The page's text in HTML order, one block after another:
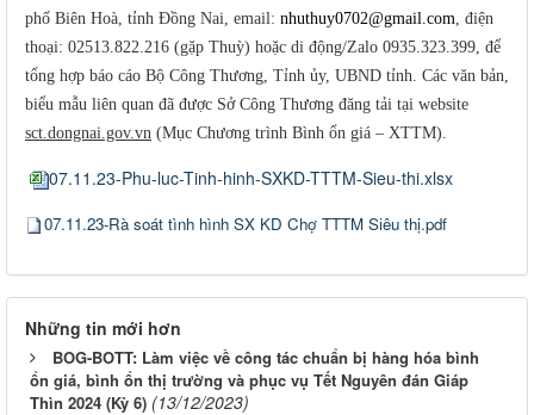
phố Biên Hoà, tỉnh Đồng Nai, email: nhuthuy0702@gmail.com , điện
thoại: 02513.822.216 (gặp Thuỳ) hoặc di động/Zalo 0935.323.399, để
tổng hợp báo cáo Bộ Công Thương, Tỉnh ủy, UBND tỉnh. Các văn bản,
biểu mẫu liên quan đã được Sở Công Thương đăng tải tại website
sct.dongnai.gov.vn (Mục Chương trình Bình ổn giá – XTTM).
07.11.23-Phu-luc-Tinh-hinh-SXKD-TTTM-Sieu-thi.xlsx
07.11.23-Rà soát tình hình SX KD Chợ TTTM Siêu thị.pdf
Những tin mới hơn
BOG-BOTT: Làm việc về công tác chuẩn bị hàng hóa bình
ổn giá, bình ổn thị trường và phục vụ Tết Nguyên đán Giáp
Thìn 2024 (Kỳ 6) (13/12/2023)